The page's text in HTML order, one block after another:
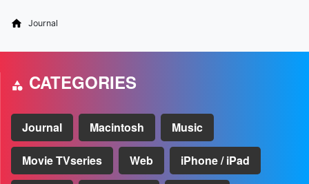
Journal
CATEGORIES
Journal Macintosh Music
Movie TVseries Web iPhone / iPad